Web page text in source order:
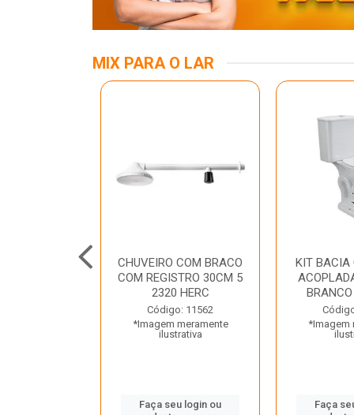
MIX PARA O LAR
CHUVEIRO COM BRACO
COM REGISTRO 30CM 5
2320 HERC
Código: 11562
*Imagem meramente
ilustrativa
Faça seu login ou
KIT BACIA
*Imagem
Faça